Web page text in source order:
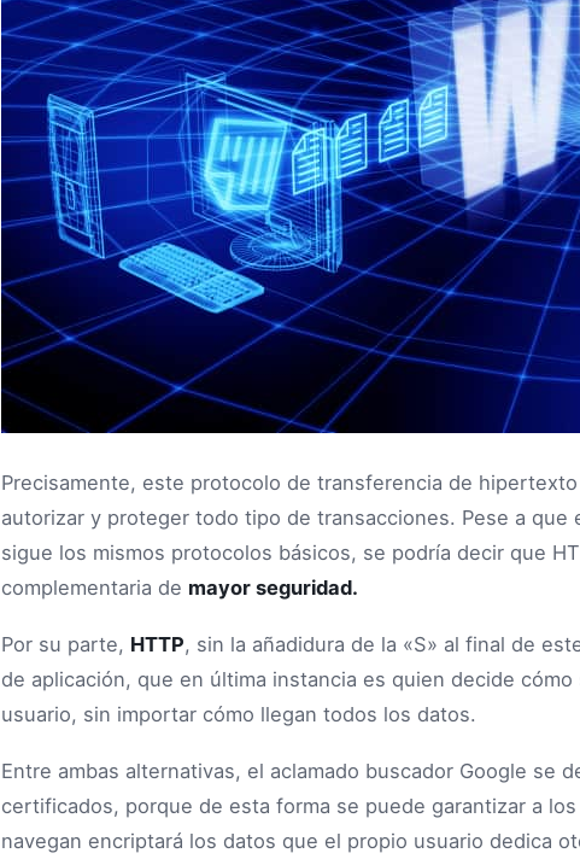
Precisamente, este protocolo de transferencia de
autorizar y proteger todo tipo de transacciones. Pese a que
sigue los mismos protocolos básicos, se podría decir que
complementaria de mayor seguridad.
Por su parte, HTTP, sin la añadidura de la «S» al final de
de aplicación, que en última instancia es quien decide
usuario, sin importar cómo llegan todos los datos.
Entre ambas alternativas, el aclamado buscador Google se
certificados, porque de esta forma se puede garantizar a
navegan encriptará los datos que el propio usuario dedica